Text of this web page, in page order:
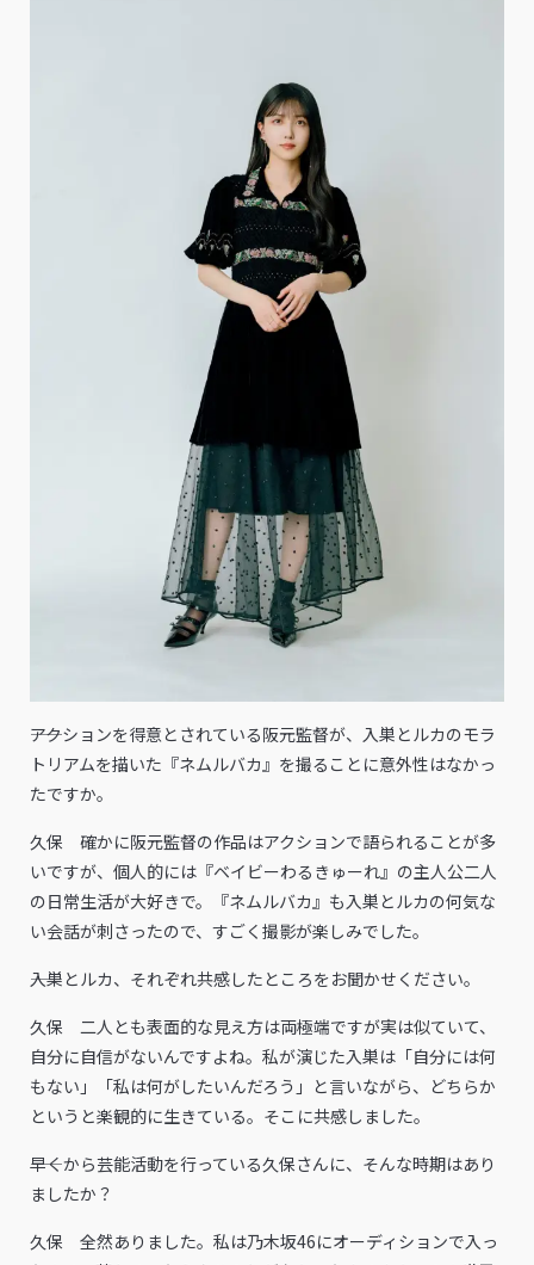
――アクションを得意とされている阪元監督が、入巣とルカのモラ
トリアムを描いた『ネムルバカ』を撮ることに意外性はなかっ
たですか。
久保 確かに阪元監督の作品はアクションで語られることが多
いですが、個人的には『ベイビーわるきゅーれ』の主人公二人
の日常生活が大好きで。『ネムルバカ』も入巣とルカの何気な
い会話が刺さったので、すごく撮影が楽しみでした。
――入巣とルカ、それぞれ共感したところをお聞かせください。
久保 二人とも表面的な見え方は両極端ですが実は似ていて、
自分に自信がないんですよね。私が演じた入巣は「自分には何
もない」「私は何がしたいんだろう」と言いながら、どちらか
というと楽観的に生きている。そこに共感しました。
――早くから芸能活動を行っている久保さんに、そんな時期はあり
ましたか？
久保 全然ありました。私は乃木坂46にオーディションで入っ